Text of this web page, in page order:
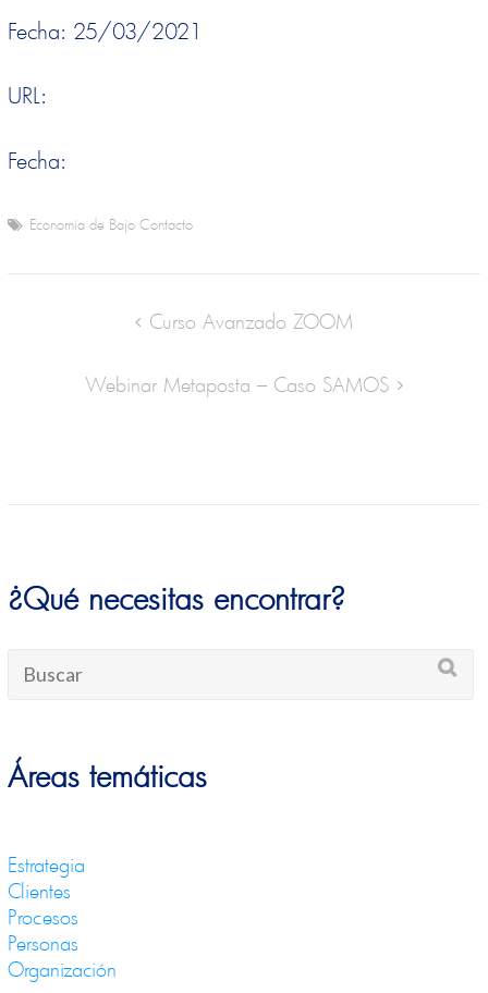
Fecha: 25/03/2021
URL:
Fecha:
Economía de Bajo Contacto
Curso Avanzado ZOOM
Webinar Metaposta – Caso SAMOS
¿Qué necesitas encontrar?
Áreas temáticas
Estrategia
Clientes
Procesos
Personas
Organización